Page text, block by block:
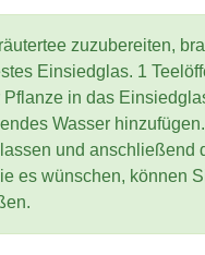
zuzubereiten,
Einsiedglas. 1
Pflanze in das
Wasser
und anschließend
es wünschen, können